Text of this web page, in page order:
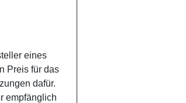
eines
Preis für das
dafür.
empfänglich